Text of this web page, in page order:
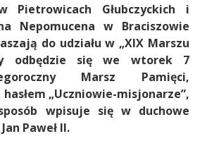
Pietrowicach Głubczyckich i
Nepomucena w Braciszowie
do udziału w „XIX Marszu
odbędzie się we wtorek 7
Marsz Pamięci,
„Uczniowie-misjonarze”,
wpisuje się w duchowe
Paweł II.